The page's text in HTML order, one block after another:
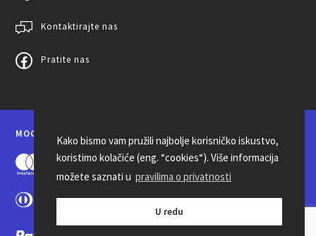
Kako bismo vam pružili najbolje korisničko iskustvo,
koristimo kolačiće (eng. “cookies“). Više informacija
možete saznati u pravilima o privatnosti
U redu
Kontaktirajte nas
Pratite nas
MOGUĆNOSTI PLAĆANJA